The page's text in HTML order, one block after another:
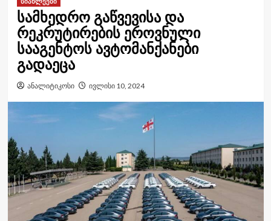
სამხედრო გაწვევისა და
რეკრუტირების ეროვნული
სააგენტოს ავტომანქანები
გადაეცა
ანალიტიკოსი ივლისი 10, 2024